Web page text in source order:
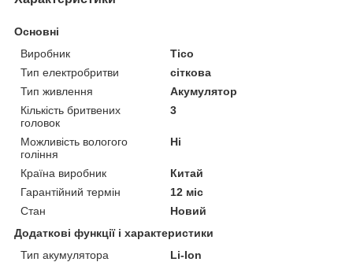
Основні
Виробник
Tico
Тип електробритви
сіткова
Тип живлення
Акумулятор
Кількість бритвених
головок
3
Можливість вологого
гоління
Ні
Країна виробник
Китай
Гарантійний термін
12 міс
Стан
Новий
Додаткові функції і характеристики
Тип акумулятора
Li-Ion